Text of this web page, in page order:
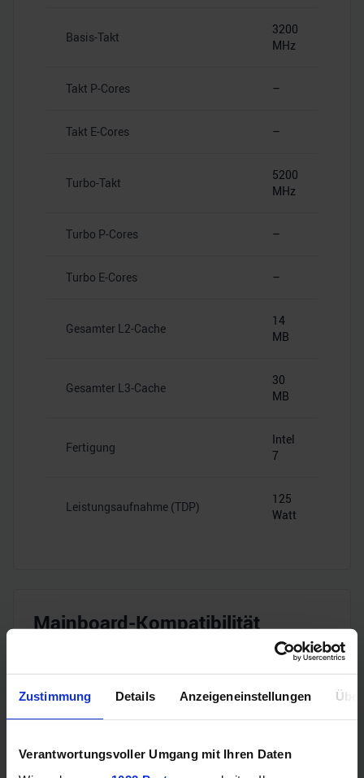
Zustimmung Details Anzeigeneinstellungen
Verantwortungsvoller Umgang mit Ihren Daten
Basis-Takt
3200
MHz
Takt P-Cores –
Takt E-Cores –
Turbo-Takt
5200
MHz
Turbo P-Cores –
Turbo E-Cores –
Gesamter L2-Cache
14
MB
Gesamter L3-Cache
30
MB
Fertigung
Intel
7
Leistungsaufnahme (TDP)
125
Watt
Mainboard-Kompatibilität
Sockel
Intel
1700
B660,